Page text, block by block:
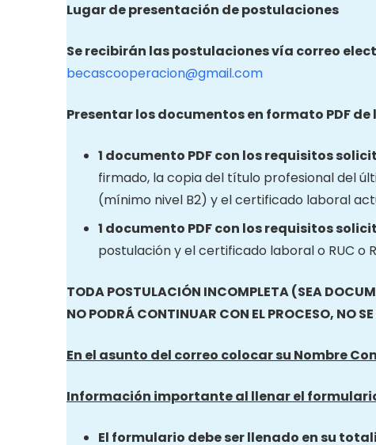
Lugar de presentación de postulaciones
Se recibirán las postulaciones vía correo
becascooperacion@gmail.com
Presentar los documentos en formato PDF
1 documento PDF con los requisitos
firmado, la copia del título profesional del
(mínimo nivel B2) y el certificado laboral
1 documento PDF con los requisitos
postulación y el certificado laboral o RUC o
TODA POSTULACIÓN INCOMPLETA (SEA
NO PODRÁ CONTINUAR CON EL PROCESO, NO
En el asunto del correo colocar su Nombre
Información importante al llenar el
El formulario debe ser llenado en su